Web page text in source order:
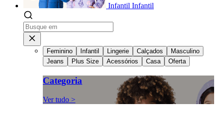
Infantil Infantil
Feminino Infantil Lingerie Calçados
Masculino
Jeans
Plus Size Acessórios Casa Oferta
Categoria
Ver tudo >